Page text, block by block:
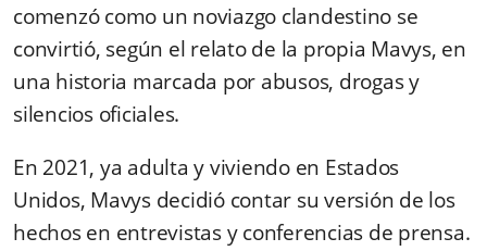
comenzó como un noviazgo clandestino se
convirtió, según el relato de la propia Mavys, en
una historia marcada por abusos, drogas y
silencios oficiales.
En 2021, ya adulta y viviendo en Estados
Unidos, Mavys decidió contar su versión de los
hechos en entrevistas y conferencias de prensa.